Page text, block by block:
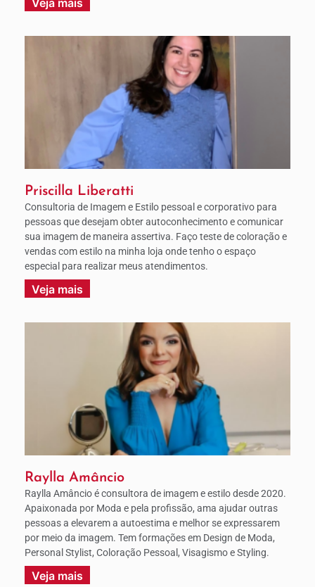
Veja mais
Priscilla Liberatti
Consultoria de Imagem e Estilo pessoal e corporativo para
pessoas que desejam obter autoconhecimento e comunicar
sua imagem de maneira assertiva. Faço teste de coloração e
vendas com estilo na minha loja onde tenho o espaço
especial para realizar meus atendimentos.
Veja mais
Raylla Amâncio
Raylla Amâncio é consultora de imagem e estilo desde 2020.
Apaixonada por Moda e pela profissão, ama ajudar outras
pessoas a elevarem a autoestima e melhor se expressarem
por meio da imagem. Tem formações em Design de Moda,
Personal Stylist, Coloração Pessoal, Visagismo e Styling.
Veja mais